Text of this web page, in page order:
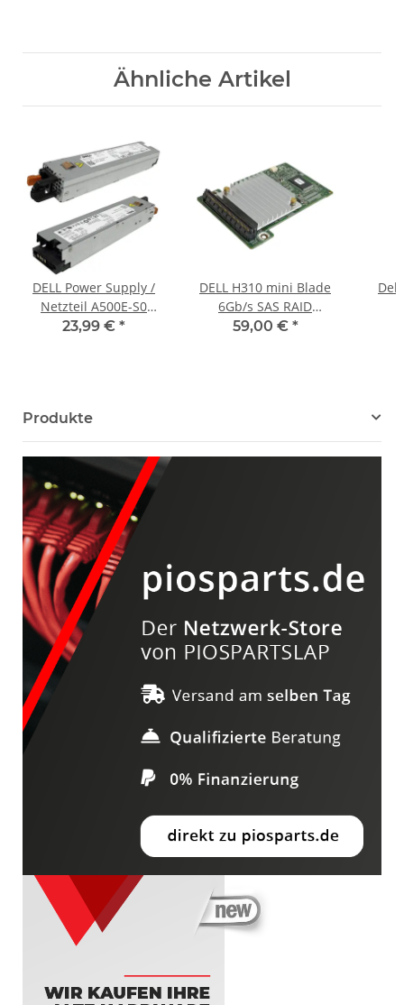
Ähnliche Artikel
DELL Power Supply /
Netzteil A500E-S0
500W für PowerEdge
23,99 € *
DELL H310 mini Blade
6Gb/s SAS RAID
Controller DP/N 069C8J59,00 € *
Produkte